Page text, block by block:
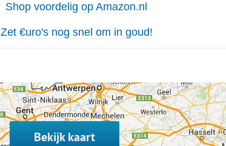
Shop voordelig op Amazon.nl
Zet €uro's nog snel om in goud!
Bekijk kaart